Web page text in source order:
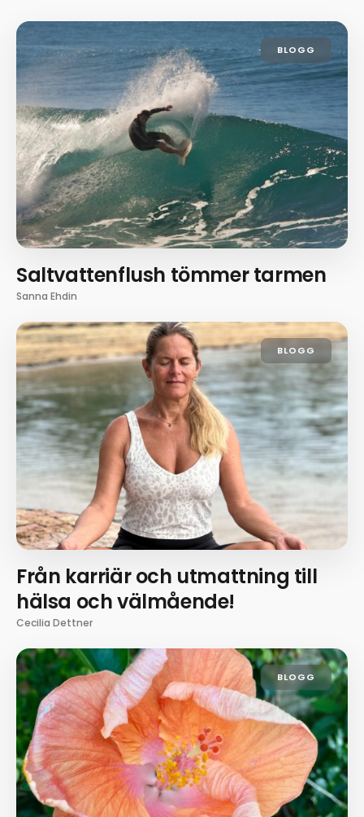
BLOGG
Saltvattenflush tömmer tarmen
Sanna Ehdin
BLOGG
Från karriär och utmattning till
hälsa och välmående!
Cecilia Dettner
BLOGG